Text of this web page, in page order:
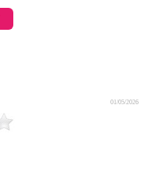
01/05/2026